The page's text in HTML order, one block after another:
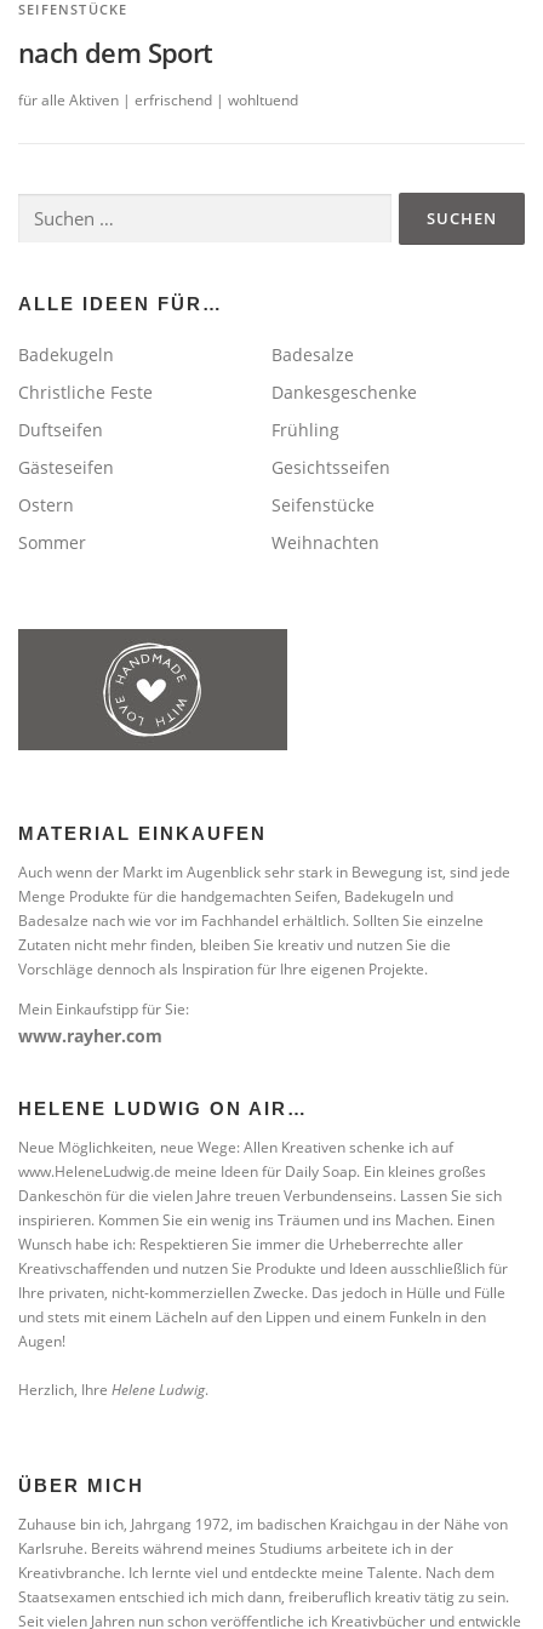
SEIFENSTÜCKE
nach dem Sport
für alle Aktiven | erfrischend | wohltuend
nach:
ALLE IDEEN FÜR…
Badekugeln
Badesalze
Christliche Feste
Dankesgeschenke
Duftseifen
Frühling
Gästeseifen
Gesichtsseifen
Ostern
Seifenstücke
Sommer
Weihnachten
MATERIAL EINKAUFEN
Auch wenn der Markt im Augenblick sehr stark in Bewegung ist, sind jede
Menge Produkte für die handgemachten Seifen, Badekugeln und
Badesalze nach wie vor im Fachhandel erhältlich. Sollten Sie einzelne
Zutaten nicht mehr finden, bleiben Sie kreativ und nutzen Sie die
Vorschläge dennoch als Inspiration für Ihre eigenen Projekte.
Mein Einkaufstipp für Sie:
www.rayher.com
HELENE LUDWIG ON AIR…
Neue Möglichkeiten, neue Wege: Allen Kreativen schenke ich auf
www.HeleneLudwig.de meine Ideen für Daily Soap. Ein kleines großes
Dankeschön für die vielen Jahre treuen Verbundenseins. Lassen Sie sich
inspirieren. Kommen Sie ein wenig ins Träumen und ins Machen. Einen
Wunsch habe ich: Respektieren Sie immer die Urheberrechte aller
Kreativschaffenden und nutzen Sie Produkte und Ideen ausschließlich für
Ihre privaten, nicht-kommerziellen Zwecke. Das jedoch in Hülle und Fülle
und stets mit einem Lächeln auf den Lippen und einem Funkeln in den
Augen!
Herzlich, Ihre Helene Ludwig.
ÜBER MICH
Zuhause bin ich, Jahrgang 1972, im badischen Kraichgau in der Nähe von
Karlsruhe. Bereits während meines Studiums arbeitete ich in der
Kreativbranche. Ich lernte viel und entdeckte meine Talente. Nach dem
Staatsexamen entschied ich mich dann, freiberuflich kreativ tätig zu sein.
Seit vielen Jahren nun schon veröffentliche ich Kreativbücher und entwickle